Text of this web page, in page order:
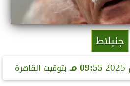
جنبلاط
09:55 مـ بتوقيت القاهرة